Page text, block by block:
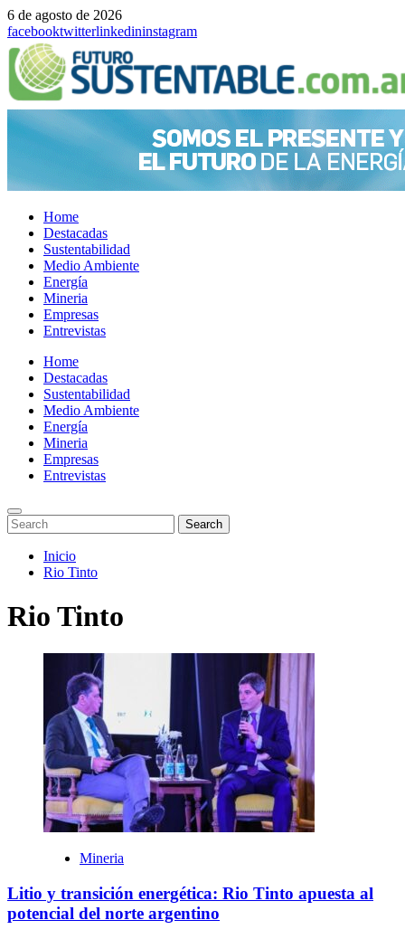
6 de agosto de 2026
facebooktwitterlinkedininstagram
Home
Destacadas
Sustentabilidad
Medio Ambiente
Energía
Mineria
Empresas
Entrevistas
Menu
Home
Destacadas
Sustentabilidad
Medio Ambiente
Energía
Mineria
Empresas
Entrevistas
Enter
Keyword
Search
for:
Search
Search
Saltar
Inicio
Rio Tinto
Rio Tinto
Mineria
Litio y transición energética: Rio Tinto apuesta al
potencial del norte argentino